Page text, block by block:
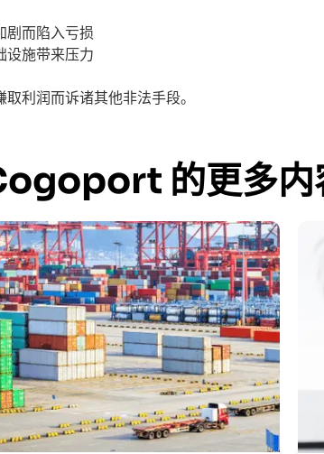
剧而陷入亏损
设施带来压力
利润而诉诸其他非法手段。
的更多内